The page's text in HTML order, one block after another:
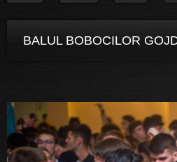
BALUL BOBOCILOR